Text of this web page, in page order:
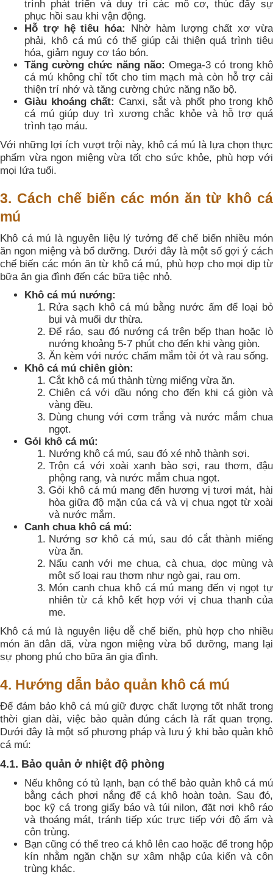
trình phát triển và duy trì các mô cơ, thúc đẩy sự
phục hồi sau khi vận động.
Hỗ trợ hệ tiêu hóa:
Nhờ hàm lượng chất xơ vừa
phải, khô cá mú có thể giúp cải thiện quá trình tiêu
hóa, giảm nguy cơ táo bón.
Tăng cường chức năng não: Omega-3 có trong khô
cá mú không chỉ tốt cho tim mạch mà còn hỗ trợ cải
thiện trí nhớ và tăng cường chức năng não bộ.
Giàu khoáng chất: Canxi, sắt và phốt pho trong khô
cá mú giúp duy trì xương chắc khỏe và hỗ trợ quá
trình tạo máu.
Với những lợi ích vượt trội này, khô cá mú là lựa chọn thực
phẩm vừa ngon miệng vừa tốt cho sức khỏe, phù hợp với
mọi lứa tuổi.
3. Cách chế biến các món ăn từ khô cá
mú
Khô cá mú là nguyên liệu lý tưởng để chế biến nhiều món
ăn ngon miệng và bổ dưỡng. Dưới đây là một số gợi ý cách
chế biến các món ăn từ khô cá mú, phù hợp cho mọi dịp từ
bữa ăn gia đình đến các bữa tiệc nhỏ.
Khô cá mú nướng:
Rửa sạch khô cá mú bằng nước ấm để loại bỏ
bụi và muối dư thừa.
Để ráo, sau đó nướng cá trên bếp than hoặc lò
nướng khoảng 5-7 phút cho đến khi vàng giòn.
Ăn kèm với nước chấm mắm tỏi ớt và rau sống.
Khô cá mú chiên giòn:
Cắt khô cá mú thành từng miếng vừa ăn.
Chiên cá với dầu nóng cho đến khi cá giòn và
vàng đều.
Dùng chung với cơm trắng và nước mắm chua
ngọt.
Gỏi khô cá mú:
Nướng khô cá mú, sau đó xé nhỏ thành sợi.
Trộn cá với xoài xanh bào sợi, rau thơm, đậu
phộng rang, và nước mắm chua ngọt.
Gỏi khô cá mú mang đến hương vị tươi mát, hài
hòa giữa độ mặn của cá và vị chua ngọt từ xoài
và nước mắm.
Canh chua khô cá mú:
Nướng sơ khô cá mú, sau đó cắt thành miếng
vừa ăn.
Nấu canh với me chua, cà chua, dọc mùng và
một số loại rau thơm như ngò gai, rau om.
Món canh chua khô cá mú mang đến vị ngọt tự
nhiên từ cá khô kết hợp với vị chua thanh của
me.
Khô cá mú là nguyên liệu dễ chế biến, phù hợp cho nhiều
món ăn dân dã, vừa ngon miệng vừa bổ dưỡng, mang lại
sự phong phú cho bữa ăn gia đình.
4. Hướng dẫn bảo quản khô cá mú
Để đảm bảo khô cá mú giữ được chất lượng tốt nhất trong
thời gian dài, việc bảo quản đúng cách là rất quan trọng.
Dưới đây là một số phương pháp và lưu ý khi bảo quản khô
cá mú:
4.1. Bảo quản ở nhiệt độ phòng
Nếu không có tủ lạnh, bạn có thể bảo quản khô cá mú
bằng cách phơi nắng để cá khô hoàn toàn. Sau đó,
bọc kỹ cá trong giấy báo và túi nilon, đặt nơi khô ráo
và thoáng mát, tránh tiếp xúc trực tiếp với độ ẩm và
côn trùng.
Bạn cũng có thể treo cá khô lên cao hoặc để trong hộp
kín nhằm ngăn chặn sự xâm nhập của kiến và côn
trùng khác.